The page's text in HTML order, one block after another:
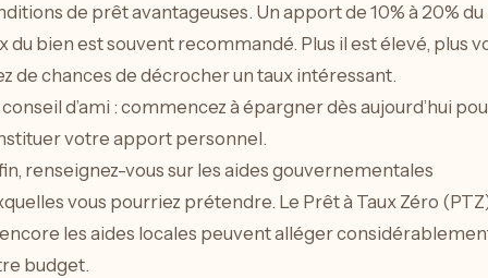
de prêt avantageuses. Un apport de 10% à 20% du
du bien est souvent recommandé. Plus il est élevé, plus
de chances de décrocher un taux intéressant.
d’ami : commencez à épargner dès aujourd’hui
votre apport personnel.
renseignez-vous sur les aides gouvernementales
vous pourriez prétendre. Le Prêt à Taux Zéro
les aides locales peuvent alléger
budget.